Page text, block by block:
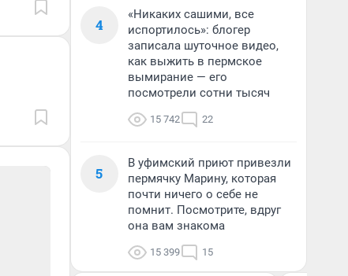
4
«Никаких сашими, все
испортилось»: блогер
записала шуточное видео,
как выжить в пермское
вымирание — его
посмотрели сотни тысяч
15 742 22
5
В уфимский приют привезли
пермячку Марину, которая
почти ничего о себе не
помнит. Посмотрите, вдруг
она вам знакома
15 399 15